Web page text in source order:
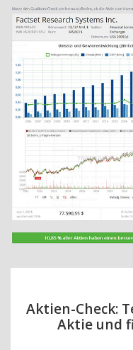
Aktien-Check:
Aktie und